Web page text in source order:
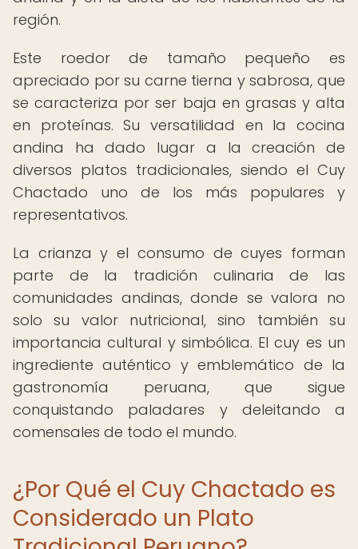
región.
Este roedor de tamaño pequeño es
apreciado por su carne tierna y sabrosa, que
se caracteriza por ser baja en grasas y alta
en proteínas. Su versatilidad en la cocina
andina ha dado lugar a la creación de
diversos platos tradicionales, siendo el Cuy
Chactado uno de los más populares y
representativos.
La crianza y el consumo de cuyes forman
parte de la tradición culinaria de las
comunidades andinas, donde se valora no
solo su valor nutricional, sino también su
importancia cultural y simbólica. El cuy es un
ingrediente auténtico y emblemático de la
gastronomía peruana, que sigue
conquistando paladares y deleitando a
comensales de todo el mundo.
¿Por Qué el Cuy Chactado es
Considerado un Plato